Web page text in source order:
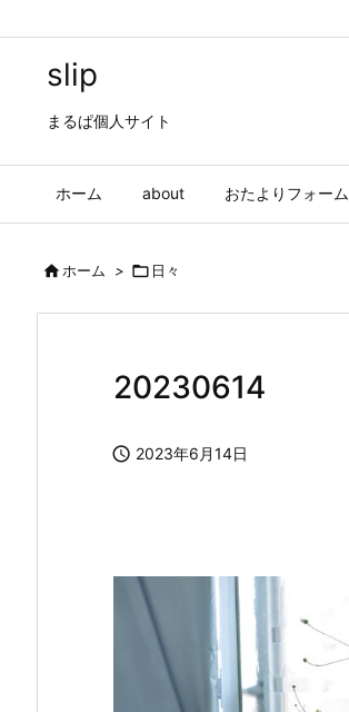
slip
まるぱ個人サイト
ホーム about おたよりフォーム
ホーム >  日々
20230614
 2023年6月14日